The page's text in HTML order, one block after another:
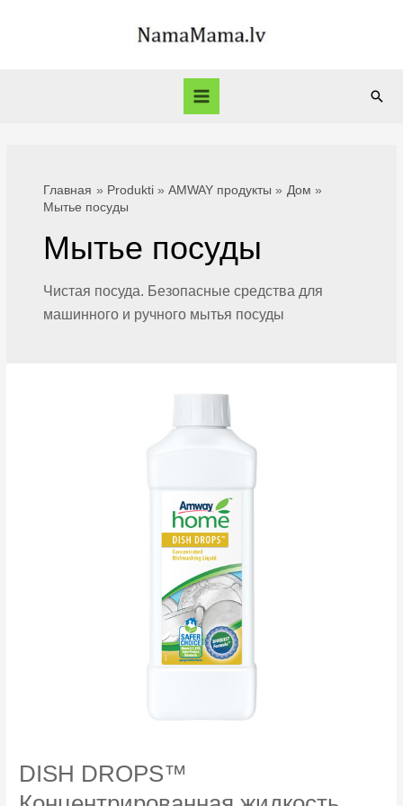
Main
Главная Produkti AMWAY продукты
Дом
Мытье посуды
Мытье посуды
Чистая посуда. Безопасные средства для
машинного и ручного мытья посуды
DISH DROPS™